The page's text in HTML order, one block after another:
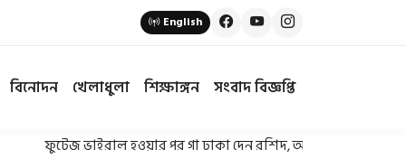
English
বিনোদন খেলাধুলা শিক্ষাঙ্গন সংবাদ বিজ্ঞপ্তি
ফুটেজ ভাইরাল হওয়ার পর গা ঢাকা দেন রশিদ, অবশেষে গ্রেপ্তার